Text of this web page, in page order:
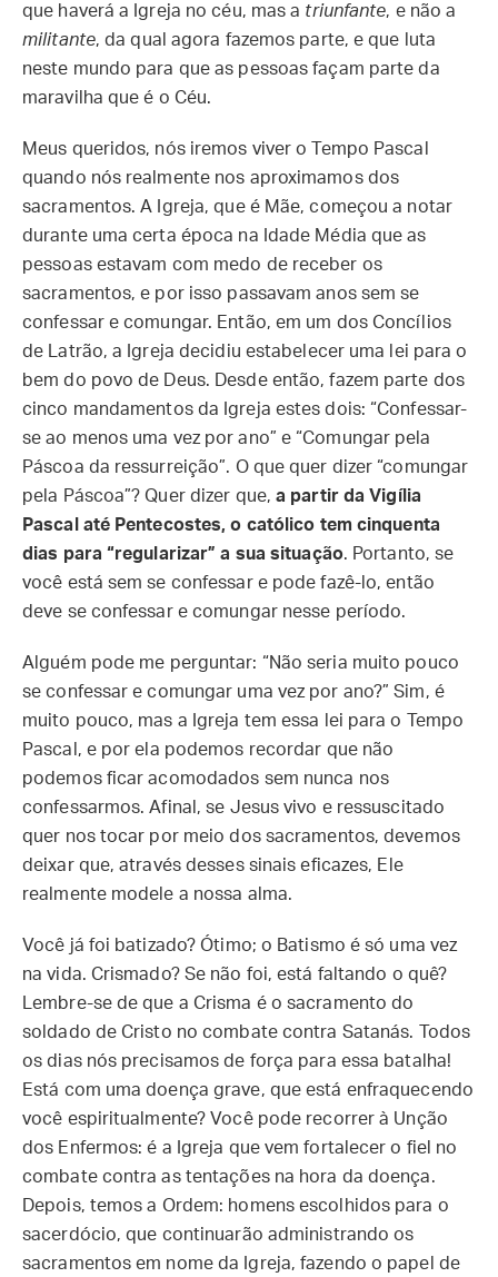
que haverá a Igreja no céu, mas a triunfante, e não a
militante, da qual agora fazemos parte, e que luta
neste mundo para que as pessoas façam parte da
maravilha que é o Céu.
Meus queridos, nós iremos viver o Tempo Pascal
quando nós realmente nos aproximamos dos
sacramentos. A Igreja, que é Mãe, começou a notar
durante uma certa época na Idade Média que as
pessoas estavam com medo de receber os
sacramentos, e por isso passavam anos sem se
confessar e comungar. Então, em um dos Concílios
de Latrão, a Igreja decidiu estabelecer uma lei para o
bem do povo de Deus. Desde então, fazem parte dos
cinco mandamentos da Igreja estes dois: “Confessar-
se ao menos uma vez por ano” e “Comungar pela
Páscoa da ressurreição”. O que quer dizer “comungar
pela Páscoa”? Quer dizer que,a partir da Vigília
Pascal até Pentecostes, o católico tem cinquenta
dias para “regularizar” a sua situação. Portanto, se
você está sem se confessar e pode fazê-lo, então
deve se confessar e comungar nesse período.
Alguém pode me perguntar: “Não seria muito pouco
se confessar e comungar uma vez por ano?” Sim, é
muito pouco, mas a Igreja tem essa lei para o Tempo
Pascal, e por ela podemos recordar que não
podemos ficar acomodados sem nunca nos
confessarmos. Afinal, se Jesus vivo e ressuscitado
quer nos tocar por meio dos sacramentos, devemos
deixar que, através desses sinais eficazes, Ele
realmente modele a nossa alma.
Você já foi batizado? Ótimo; o Batismo é só uma vez
na vida. Crismado? Se não foi, está faltando o quê?
Lembre-se de que a Crisma é o sacramento do
soldado de Cristo no combate contra Satanás. Todos
os dias nós precisamos de força para essa batalha!
Está com uma doença grave, que está enfraquecendo
você espiritualmente? Você pode recorrer à Unção
dos Enfermos: é a Igreja que vem fortalecer o fiel no
combate contra as tentações na hora da doença.
Depois, temos a Ordem: homens escolhidos para o
sacerdócio, que continuarão administrando os
sacramentos em nome da Igreja, fazendo o papel de